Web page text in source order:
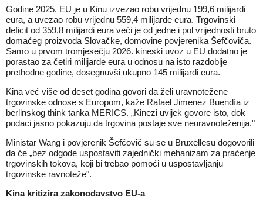
Godine 2025. EU je u Kinu izvezao robu vrijednu 199,6 milijardi
eura, a uvezao robu vrijednu 559,4 milijarde eura. Trgovinski
deficit od 359,8 milijardi eura veći je od jedne i pol vrijednosti bruto
domaćeg proizvoda Slovačke, domovine povjerenika Šefčoviča.
Samo u prvom tromjesečju 2026. kineski uvoz u EU dodatno je
porastao za četiri milijarde eura u odnosu na isto razdoblje
prethodne godine, dosegnuvši ukupno 145 milijardi eura.
Kina već više od deset godina govori da želi uravnotežene
trgovinske odnose s Europom, kaže Rafael Jimenez Buendía iz
berlinskog think tanka MERICS. „Kinezi uvijek govore isto, dok
podaci jasno pokazuju da trgovina postaje sve neuravnoteženija."
Ministar Wang i povjerenik Šefčovič su se u Bruxellesu dogovorili
da će „bez odgode uspostaviti zajednički mehanizam za praćenje
trgovinskih tokova, koji bi trebao pomoći u uspostavljanju
trgovinske ravnoteže".
Kina kritizira zakonodavstvo EU-a